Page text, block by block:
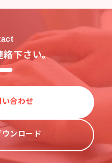
下さい。
い合わせ
ンロード